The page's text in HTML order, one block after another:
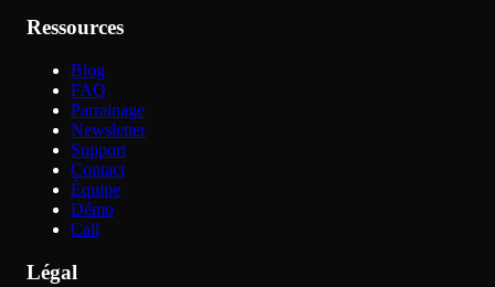
Ressources
Blog
FAQ
Parrainage
Newsletter
Support
Contact
Équipe
Démo
Call
Légal